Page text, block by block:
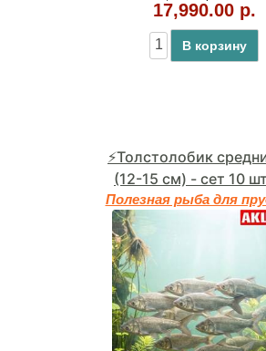
17,990.00 р.
В корзину
⚡Толстолобик
(12-15 см) - сет 10
Полезная рыба для